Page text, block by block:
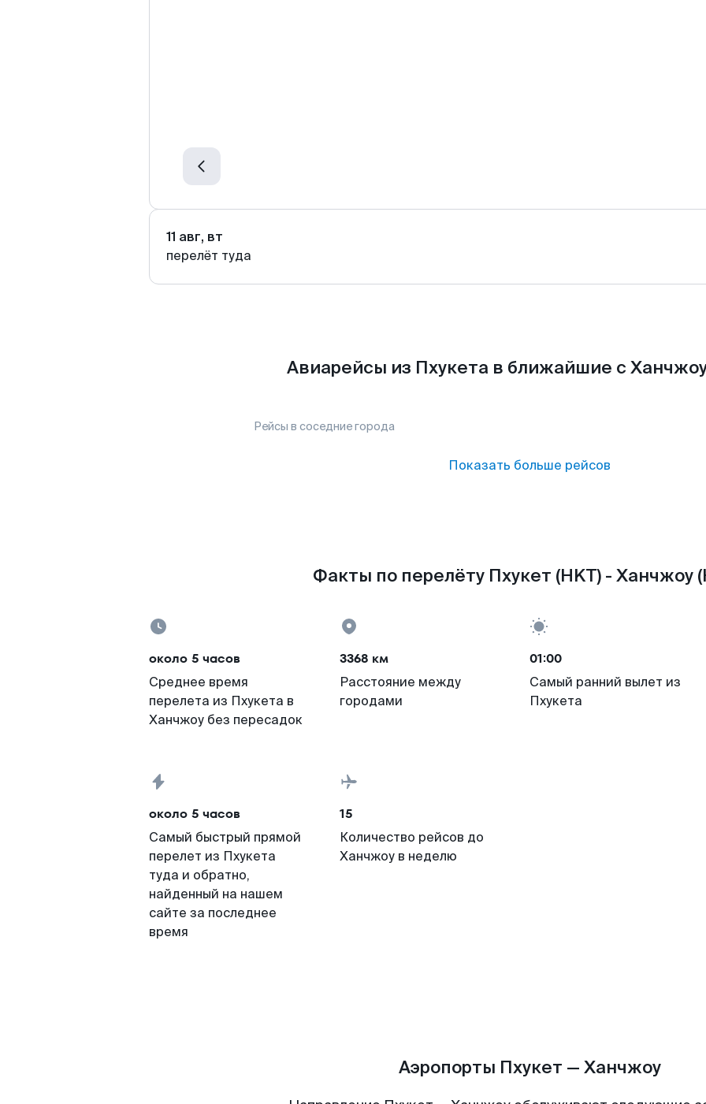
11 авг, вт
перелёт туда
Авиарейсы из Пхукета в ближайшие с
Рейсы в соседние города
Показать больше рейсов
Факты по перелёту Пхукет (HKT) - Ханчжоу
около 5 часов
Среднее время
перелета из Пхукета в
Ханчжоу без пересадок
3368 км
Расстояние между
городами
01:00
Самый ранний вылет из
Пхукета
около 5 часов
Самый быстрый прямой
перелет из Пхукета
туда и обратно,
найденный на нашем
сайте за последнее
время
15
Количество рейсов до
Ханчжоу в неделю
Аэропорты Пхукет — Ханчжоу